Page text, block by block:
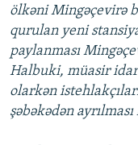
ölkəni Mingəçevirə
qurulan yeni
paylanması
Halbuki, müasir
olarkən
şəbəkədən